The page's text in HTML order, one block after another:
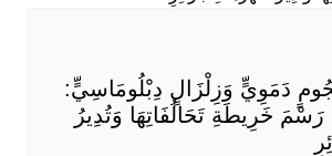
دَمَوِيٍّ وَزِلْزَالٍ دِبْلُومَاسِيٍّ:
رَسْمَ خَرِيطَةِ تَحَالُفَاتِهَا وَتُدِيرُ